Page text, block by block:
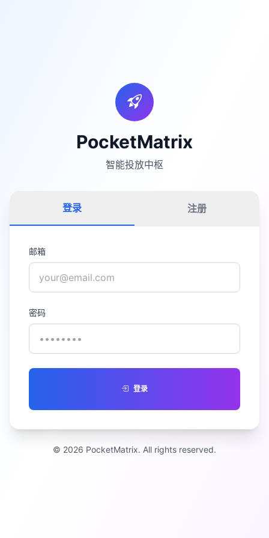
PocketMatrix
智能投放中枢
登录 注册
邮箱
密码
登录
© 2026 PocketMatrix. All rights reserved.